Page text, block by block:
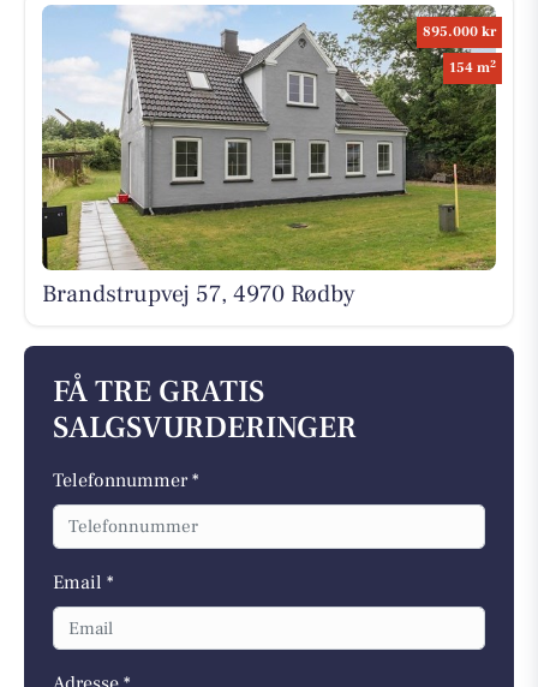
895.000 kr
154 m2
Brandstrupvej 57, 4970 Rødby
FÅ TRE GRATIS
SALGSVURDERINGER
Telefonnummer *
Email *